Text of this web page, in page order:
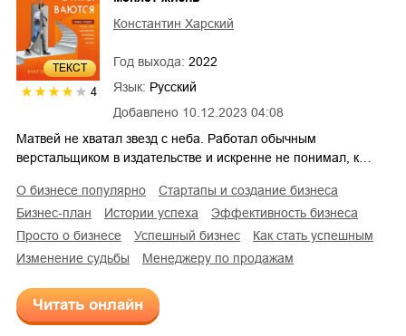
ТЕКСТ
4
Добавлено 10.12.2023 04:08
Константин Харский
Год выхода: 2022
Язык: Русский
Матвей не хватал звезд с неба. Работал обычным
верстальщиком в издательстве и искренне не понимал, к…
о бизнесе популярно
стартапы и создание бизнеса
бизнес-план
истории успеха
эффективность бизнеса
просто о бизнесе
успешный бизнес
как стать успешным
изменение судьбы
менеджеру по продажам
Читать онлайн